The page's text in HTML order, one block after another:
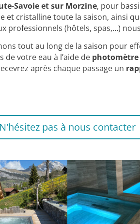
Savoie et sur Morzine, pour
et cristalline toute la saison, ainsi
professionnels (hôtels, spas,…)
tout au long de la saison pour
de votre eau à l’aide de
après chaque passage un
N'hésitez pas à nous contacter